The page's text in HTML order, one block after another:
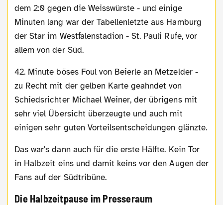
dem 2:0 gegen die Weisswürste - und einige
Minuten lang war der Tabellenletzte aus Hamburg
der Star im Westfalenstadion - St. Pauli Rufe, vor
allem von der Süd.
42. Minute böses Foul von Beierle an Metzelder -
zu Recht mit der gelben Karte geahndet von
Schiedsrichter Michael Weiner, der übrigens mit
sehr viel Übersicht überzeugte und auch mit
einigen sehr guten Vorteilsentscheidungen glänzte.
Das war's dann auch für die erste Hälfte. Kein Tor
in Halbzeit eins und damit keins vor den Augen der
Fans auf der Südtribüne.
Die Halbzeitpause im Presseraum